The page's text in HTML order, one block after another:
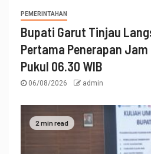
PEMERINTAHAN
Bupati Garut Tinjau
Pertama Penerapan Jam
Pukul 06.30 WIB
06/08/2026 admin
2 min read